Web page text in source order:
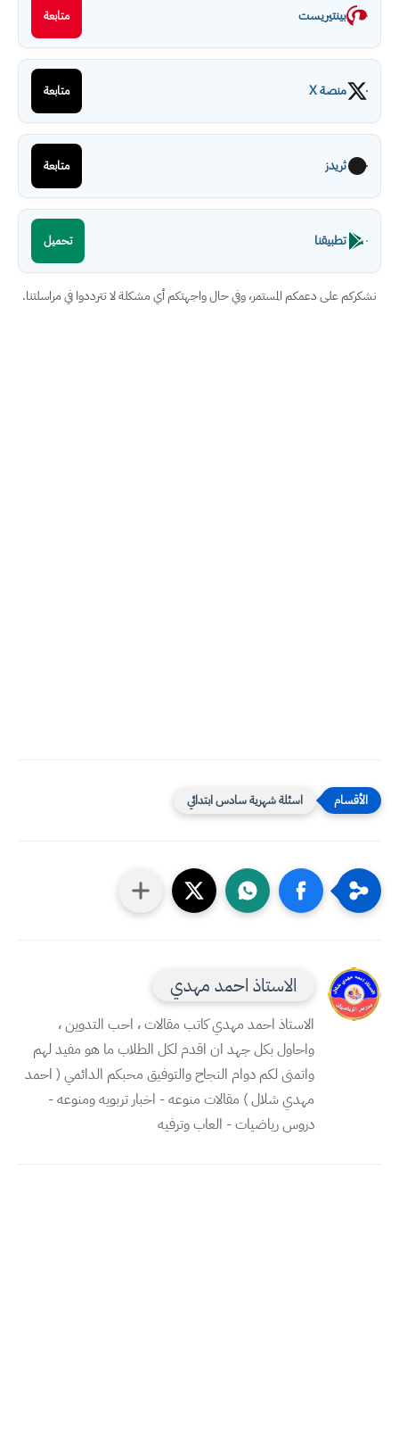
بينتيريست متابعة
منصة X متابعة
ثريدز متابعة
تطبيقنا تحميل
نشكركم على دعمكم المستمر، وفي حال واجهتكم أي مشكلة لا تترددوا في مراسلتنا.
اسئلة شهرية سادس ابتدائي
الاستاذ احمد مهدي
الاستاذ احمد مهدي كاتب مقالات ، احب التدوين ،
واحاول بكل جهد ان اقدم لكل الطلاب ما هو مفيد لهم
واتمنى لكم دوام النجاح والتوفيق محبكم الدائمي ( احمد
مهدي شلال ) مقالات منوعه - اخبار تربويه ومنوعه -
دروس رياضيات - العاب وترفيه